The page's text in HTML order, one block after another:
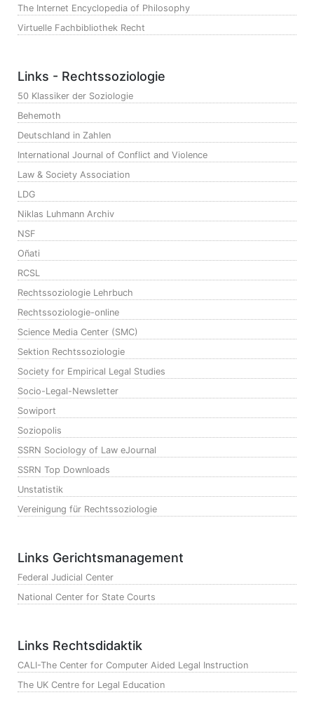
The Internet Encyclopedia of Philosophy
Virtuelle Fachbibliothek Recht
Links - Rechtssoziologie
50 Klassiker der Soziologie
Behemoth
Deutschland in Zahlen
International Journal of Conflict and Violence
Law & Society Association
LDG
Niklas Luhmann Archiv
NSF
Oñati
RCSL
Rechtssoziologie Lehrbuch
Rechtssoziologie-online
Science Media Center (SMC)
Sektion Rechtssoziologie
Society for Empirical Legal Studies
Socio-Legal-Newsletter
Sowiport
Soziopolis
SSRN Sociology of Law eJournal
SSRN Top Downloads
Unstatistik
Vereinigung für Rechtssoziologie
Links Gerichtsmanagement
Federal Judicial Center
National Center for State Courts
Links Rechtsdidaktik
CALI-The Center for Computer Aided Legal Instruction
The UK Centre for Legal Education